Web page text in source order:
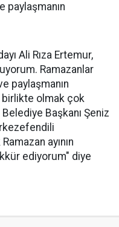
paylaşmanın
Ali Rıza Ertemur,
Ramazanlar
paylaşmanın
olmak çok
Başkanı Şeniz
ayının
ediyorum" diye